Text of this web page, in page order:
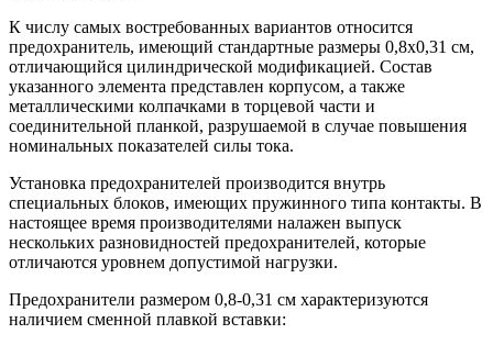
К числу самых востребованных вариантов относится
предохранитель, имеющий стандартные размеры 0,8х0,31 см,
отличающийся цилиндрической модификацией. Состав
указанного элемента представлен корпусом, а также
металлическими колпачками в торцевой части и
соединительной планкой, разрушаемой в случае повышения
номинальных показателей силы тока.
Установка предохранителей производится внутрь
специальных блоков, имеющих пружинного типа контакты. В
настоящее время производителями налажен выпуск
нескольких разновидностей предохранителей, которые
отличаются уровнем допустимой нагрузки.
Предохранители размером 0,8-0,31 см характеризуются
наличием сменной плавкой вставки: